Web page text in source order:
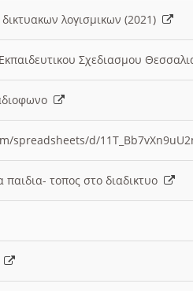
λογισμικων (2021)
Σχεδιασμου
spreadsheets/d/
παιδια- τοπος στο διαδικτυο